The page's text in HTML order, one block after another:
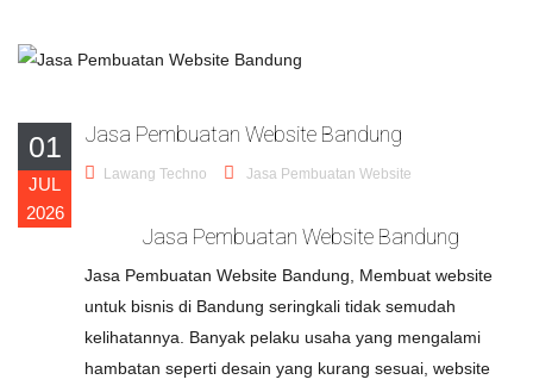
01
JUL
2026
Jasa Pembuatan Website Bandung
Lawang Techno Jasa Pembuatan Website
Jasa Pembuatan Website Bandung
Jasa Pembuatan Website Bandung, Membuat website
untuk bisnis di Bandung seringkali tidak semudah
kelihatannya. Banyak pelaku usaha yang mengalami
hambatan seperti desain yang kurang sesuai, website